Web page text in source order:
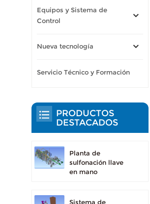
Equipos y Sistema de
Control
Nueva tecnología
Servicio Técnico y Formación
PRODUCTOS
DESTACADOS
Planta de
sulfonación llave
en mano
Sistema de